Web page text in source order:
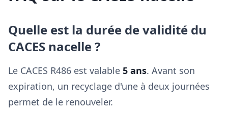
Quelle est la durée de validité du
CACES nacelle ?
Le CACES R486 est valable 5 ans. Avant son
expiration, un recyclage d'une à deux journées
permet de le renouveler.